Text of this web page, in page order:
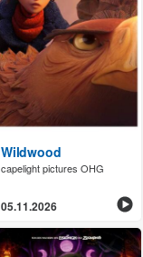
Wildwood
capelight pictures OHG
05.11.2026